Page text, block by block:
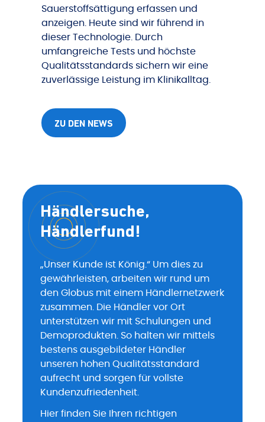
Sauerstoffsättigung erfassen und
anzeigen. Heute sind wir führend in
dieser Technologie. Durch
umfangreiche Tests und höchste
Qualitätsstandards sichern wir eine
zuverlässige Leistung im Klinikalltag.
ZU DEN NEWS
Händlersuche,
Händlerfund!
„Unser Kunde ist König.“ Um dies zu
gewährleisten, arbeiten wir rund um
den Globus mit einem Händlernetzwerk
zusammen. Die Händler vor Ort
unterstützen wir mit Schulungen und
Demoprodukten. So halten wir mittels
bestens ausgebildeter Händler
unseren hohen Qualitätsstandard
aufrecht und sorgen für vollste
Kundenzufriedenheit.
Hier finden Sie Ihren richtigen